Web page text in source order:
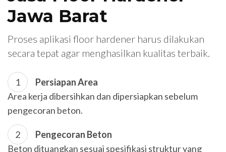
Jawa Barat
Proses aplikasi floor hardener harus dilakukan
secara tepat agar menghasilkan kualitas terbaik.
Persiapan Area
Area kerja dibersihkan dan dipersiapkan sebelum
pengecoran beton.
Pengecoran Beton
Beton dituangkan sesuai spesifikasi struktur yang